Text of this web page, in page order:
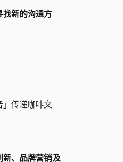
找新的沟通方
」传递咖啡文
新、品牌营销及